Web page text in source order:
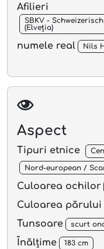
Afilieri
SBKV -
(Elveția)
numele real Nils
Aspect
Tipuri etnice
Nord-european /
Culoarea ochilor
Culoarea părului
Tunsoare scurt
Înălțime 183 cm